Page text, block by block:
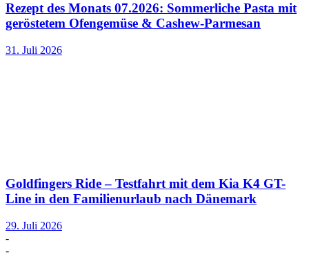
Rezept des Monats 07.2026: Sommerliche Pasta mit
geröstetem Ofengemüse & Cashew-Parmesan
31. Juli 2026
Goldfingers Ride – Testfahrt mit dem Kia K4 GT-
Line in den Familienurlaub nach Dänemark
29. Juli 2026
-
-